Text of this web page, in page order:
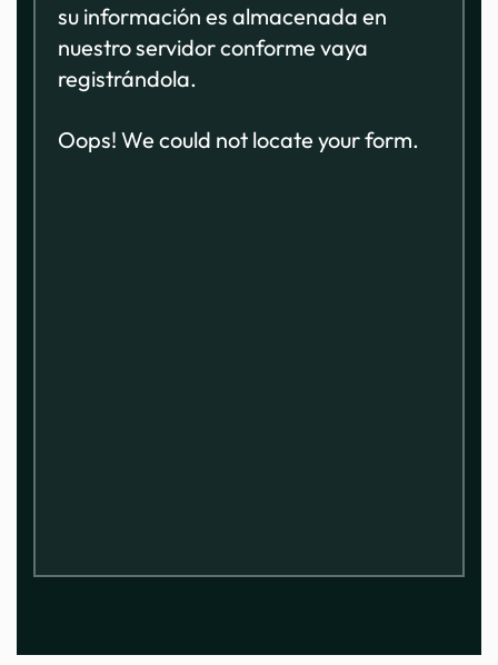
su información es almacenada en
nuestro servidor conforme vaya
registrándola.
Oops! We could not locate your form.